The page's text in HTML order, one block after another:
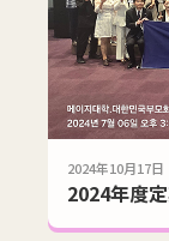
2024年10月17日
2024年度